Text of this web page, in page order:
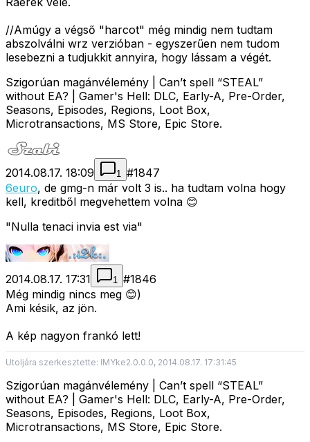
//Amúgy a végső "harcot" még mindig nem tudtam
abszolválni wrz verzióban - egyszerűen nem tudom
lesebezni a tudjukkit annyira, hogy lássam a végét.
Szigorúan magánvélemény | Can’t spell “STEAL”
without EA? | Gamer's Hell: DLC, Early-A, Pre-Order,
Seasons, Episodes, Regions, Loot Box,
Microtransactions, MS Store, Epic Store.
2014.08.17. 18:09 1 #1847
6euro, de gmg-n már volt 3 is.. ha tudtam volna hogy
kell, kreditből megvehettem volna 😊
"Nulla tenaci invia est via"
2014.08.17. 17:31 1 #1846
Még mindig nincs meg 😊)
Ami késik, az jön.
A kép nagyon frankó lett!
Utoljára szerkesztette: IMYke2.0.0.0, 2014.08.17. 17:31:45
Szigorúan magánvélemény | Can’t spell “STEAL”
without EA? | Gamer's Hell: DLC, Early-A, Pre-Order,
Seasons, Episodes, Regions, Loot Box,
Microtransactions, MS Store, Epic Store.